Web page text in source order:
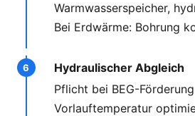
Warmwasserspeicher,
Bei Erdwärme: Bohrung
Hydraulischer Abgleich
Pflicht bei BEG-
Vorlauftemperatur